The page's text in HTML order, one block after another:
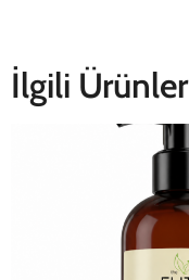
İlgili Ürünler